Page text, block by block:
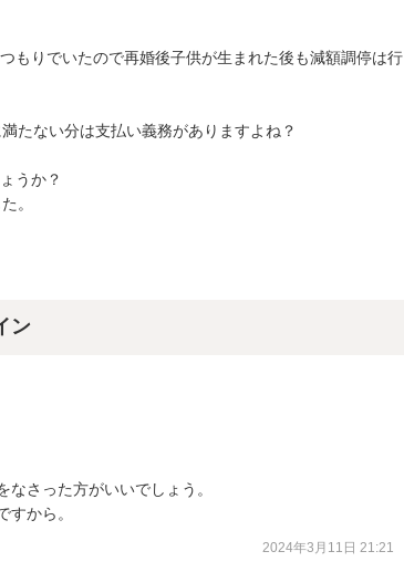
もりでいたので再婚後子供が生まれた後も減額調停は行
たない分は支払い義務がありますよね？
うか？
。
ン
さった方がいいでしょう。
から。
2024年3月11日 21:21